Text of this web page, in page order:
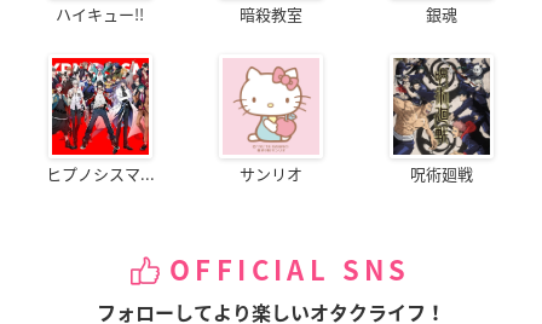
ハイキュー!! 暗殺教室 銀魂
ヒプノシスマ... サンリオ 呪術廻戦
OFFICIAL SNS
フォローしてより楽しいオタクライフ！